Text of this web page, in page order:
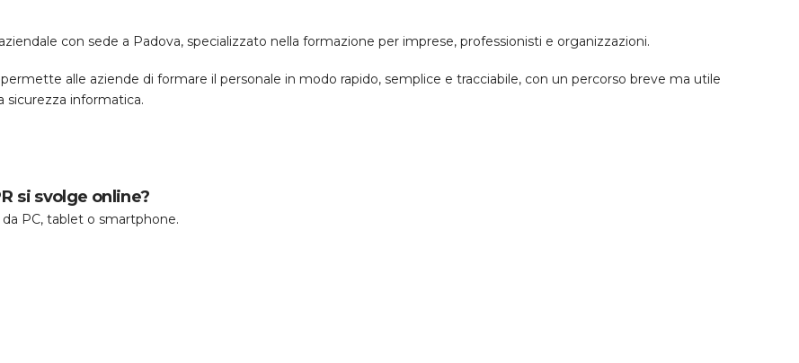
con sede a Padova, specializzato nella formazione per imprese, professionisti e organizzazioni.
alle aziende di formare il personale in modo rapido, semplice e tracciabile, con un percorso breve ma utile
sicurezza informatica.
si svolge online?
PC, tablet o smartphone.